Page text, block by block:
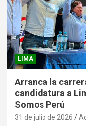
LIMA
Arranca la
candidatura a
Somos Perú
31 de julio de 2026